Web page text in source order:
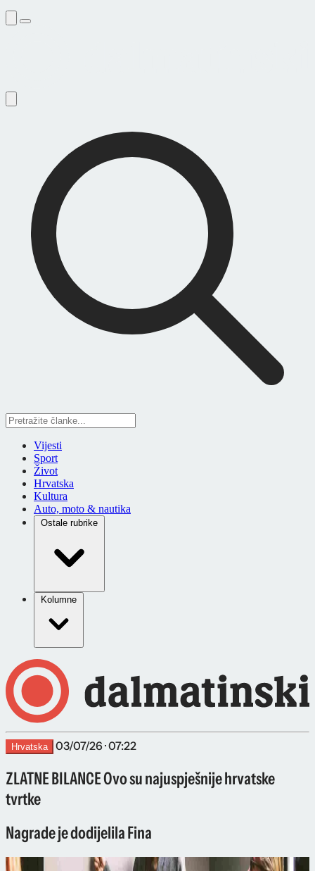
Vijesti
Sport
Život
Hrvatska
Kultura
Auto, moto & nautika
Ostale rubrike
Kolumne
Hrvatska 03/07/26 · 07:22
ZLATNE BILANCE Ovo su najuspješnije hrvatske
tvrtke
Nagrade je dodijelila Fina